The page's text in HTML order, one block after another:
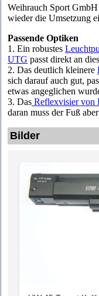
Weihrauch Sport
wieder die Umsetzung
Passende Optiken
1. Ein robustes
UTG passt direkt an
2. Das deutlich kleinere
sich darauf auch gut,
etwas angeglichen
3. Das Reflexvisier von
daran muss der Fuß
Bilder